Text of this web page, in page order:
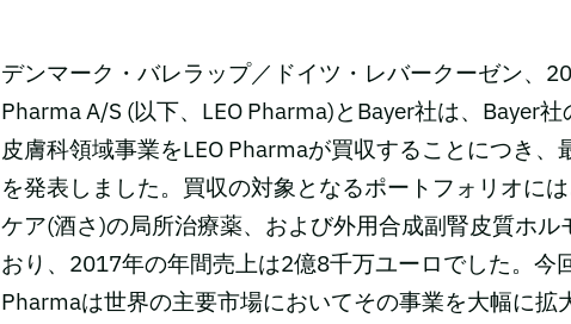
デンマーク・バレラップ／ドイツ・レバークーゼン
Pharma A/S (以下、LEO Pharma)とBayer社は、Bayer
皮膚科領域事業をLEO Pharmaが買収することにつき、
を発表しました。買収の対象となるポートフォリオに
ケア(酒さ)の局所治療薬、および外用合成副腎皮質ホル
おり、2017年の年間売上は2億8千万ユーロでした。今
Pharmaは世界の主要市場においてその事業を大幅に拡